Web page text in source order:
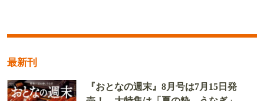
最新刊
『おとなの週末』8月号は7月15日発